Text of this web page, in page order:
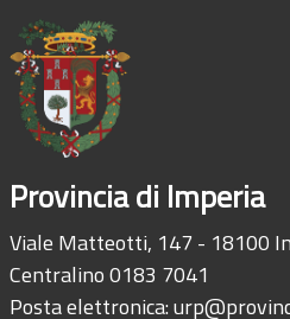
Provincia di Imperia
Viale Matteotti, 147 - 18100
Centralino 0183 7041
Posta elettronica: